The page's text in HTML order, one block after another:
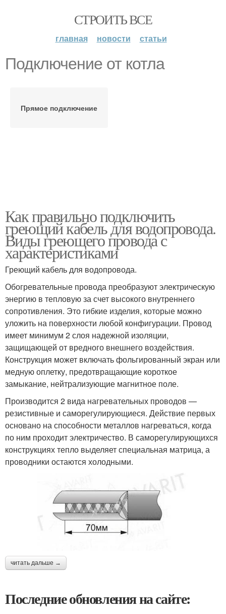
СТРОИТЬ ВСЕ
главная новости статьи
Подключение от котла
Прямое подключение
Как правильно подключить
греющий кабель для водопровода.
Виды греющего провода с
характеристиками
Греющий кабель для водопровода.
Обогревательные провода преобразуют электрическую
энергию в тепловую за счет высокого внутреннего
сопротивления. Это гибкие изделия, которые можно
уложить на поверхности любой конфигурации. Провод
имеет минимум 2 слоя надежной изоляции,
защищающей от вредного внешнего воздействия.
Конструкция может включать фольгированный экран или
медную оплетку, предотвращающие короткое
замыкание, нейтрализующие магнитное поле.
Производится 2 вида нагревательных проводов —
резистивные и саморегулирующиеся. Действие первых
основано на способности металлов нагреваться, когда
по ним проходит электричество. В саморегулирующихся
конструкциях тепло выделяет специальная матрица, а
проводники остаются холодными.
читать дальше →
Последние обновления на сайте: